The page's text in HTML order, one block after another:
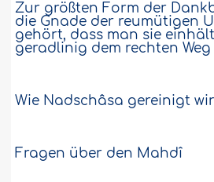
Zur größten Form der
die Gnade der reumütigen
gehört, dass man sie
geradlinig dem rechten
Wie Nadschâsa gereinigt
Fragen über den Mahdî